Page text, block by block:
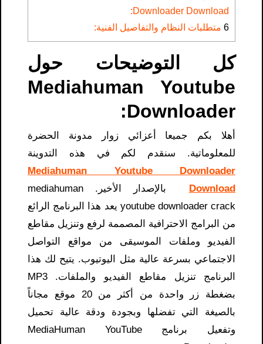
Downloader Download​:
6 متطلبات النظام والتفاصيل الفنية:
كل التوضيحات حول
Mediahuman Youtube
Downloader​:
للمعلوماتية. سنقدم لكم في هذه التدوينة
Mediahuman Youtube Downloader
Download
بالإصدار الأخير. mediahuman
youtube downloader crack يعد هذا البرنامج الرائع
من البرامج الاحترافية المصممة لرفع وتنزيل مقاطع
الفيديو وملفات الموسيقى من مواقع التواصل
الاجتماعي بسرعة عالية مثل اليوتيوب. يتيح لك هذا
البرنامج تنزيل مقاطع الفيديو والملفات. MP3
بضغطة زر واحدة من أكثر من 20 موقع مجاناً
بالصيغة التي تفضلها وبجودة ودقة عالية تحميل
وتفعيل برنامج MediaHuman YouTube